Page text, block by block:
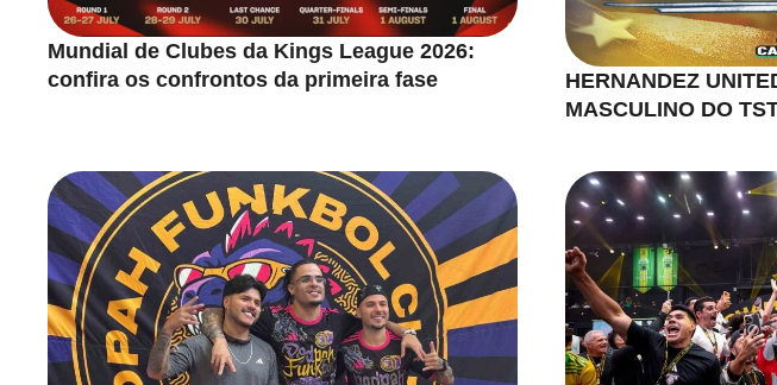
Mundial de Clubes da Kings League 2026:
confira os confrontos da primeira fase
HERNANDEZ
MASCULINO DO